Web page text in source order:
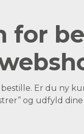
for
Er du ny
og udfyld